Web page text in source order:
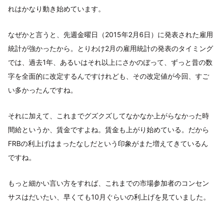
れはかなり動き始めています。
なぜかと言うと、先週金曜日（2015年2月6日）に発表された雇用
統計が強かったから。とりわけ2月の雇用統計の発表のタイミング
では、過去1年、あるいはそれ以上にさかのぼって、ずっと昔の数
字を全面的に改定するんですけれども、その改定値が今回、すご
い多かったんですね。
それに加えて、これまでグズクズしてなかなか上がらなかった時
間給というか、賃金ですよね。賃金も上がり始めている。だから
FRBの利上げはまったなしだという印象がまた増えてきているん
ですね。
もっと細かい言い方をすれば、これまでの市場参加者のコンセン
サスはだいたい、早くても10月ぐらいの利上げを見ていました。